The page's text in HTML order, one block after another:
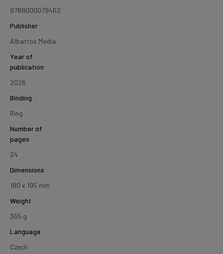
9788000079462
Publisher
Albatros Media
Year of
publication
2026
Binding
Ring
Number of
pages
24
Dimensions
180 x 195 mm
Weight
365 g
Language
Czech